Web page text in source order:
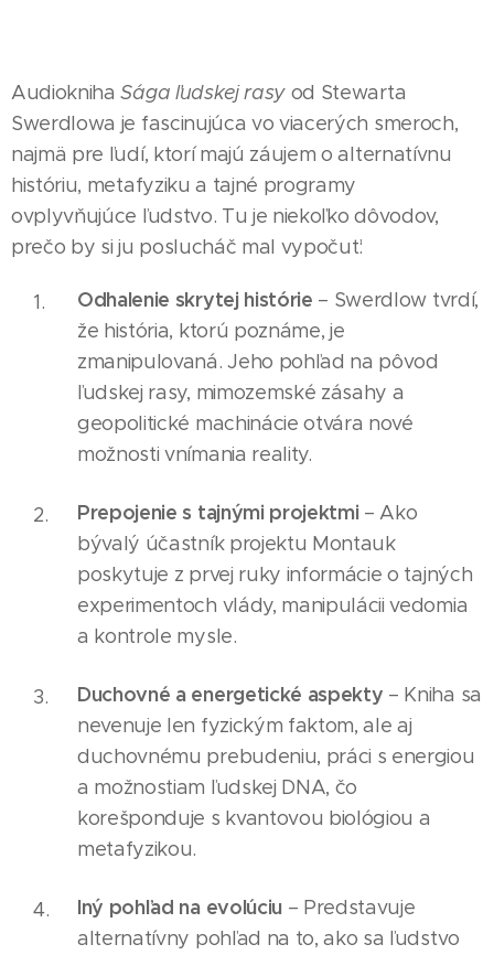
AudioknihaSága ľudskej rasy od Stewarta
Swerdlowa je fascinujúca vo viacerých smeroch,
najmä pre ľudí, ktorí majú záujem o alternatívnu
históriu, metafyziku a tajné programy
ovplyvňujúce ľudstvo. Tu je niekoľko dôvodov,
prečo by si ju poslucháč mal vypočuť:
Odhalenie skrytej histórie – Swerdlow tvrdí,
že história, ktorú poznáme, je
zmanipulovaná. Jeho pohľad na pôvod
ľudskej rasy, mimozemské zásahy a
geopolitické machinácie otvára nové
možnosti vnímania reality.
Prepojenie s tajnými projektmi– Ako
bývalý účastník projektu Montauk
poskytuje z prvej ruky informácie o tajných
experimentoch vlády, manipulácii vedomia
a kontrole mysle.
Duchovné a energetické aspekty – Kniha sa
nevenuje len fyzickým faktom, ale aj
duchovnému prebudeniu, práci s energiou
a možnostiam ľudskej DNA, čo
korešponduje s kvantovou biológiou a
metafyzikou.
Iný pohľad na evolúciu– Predstavuje
alternatívny pohľad na to, ako sa ľudstvo